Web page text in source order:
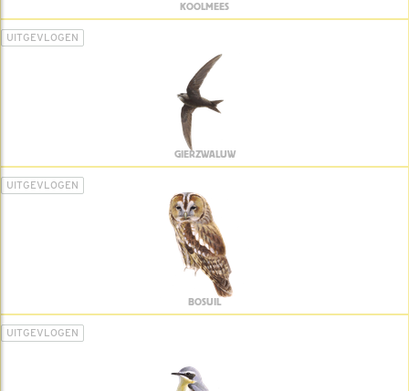
KOOLMEES
UITGEVLOGEN
GIERZWALUW
UITGEVLOGEN
BOSUIL
UITGEVLOGEN